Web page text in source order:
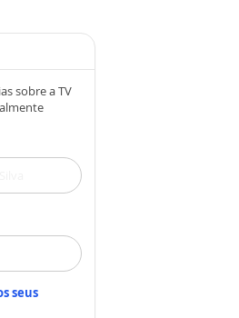
sobre a TV
seus